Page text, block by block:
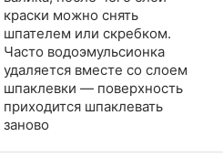
краски можно снять
шпателем или скребком.
Часто водоэмульсионка
удаляется вместе со слоем
шпаклевки — поверхность
приходится шпаклевать
заново